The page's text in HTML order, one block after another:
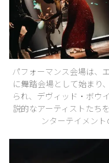
パフォーマンス会場は、
に舞踏会場として始まり
られ、デヴィッド・ボウ
説的なアーティストたち
ンターテイメント